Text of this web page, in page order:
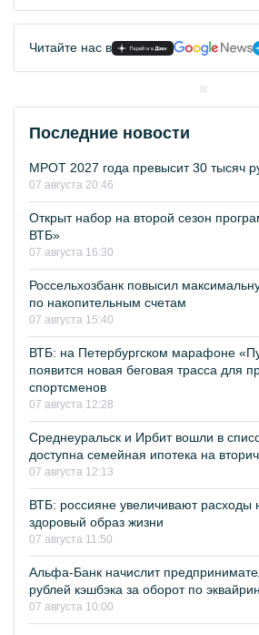
Читайте нас в
Последние новости
МРОТ 2027 года превысит 30 тысяч
07 августа 20:46
Открыт набор на второй сезон
ВТБ»
07 августа 16:30
Россельхозбанк повысил
по накопительным счетам
07 августа 15:40
ВТБ: на Петербургском марафоне
появится новая беговая трасса для
спортсменов
07 августа 12:28
Среднеуральск и Ирбит вошли в
доступна семейная ипотека на
07 августа 12:13
ВТБ: россияне увеличивают расходы
здоровый образ жизни
07 августа 11:50
Альфа-Банк начислит
рублей кэшбэка за оборот по
07 августа 10:00